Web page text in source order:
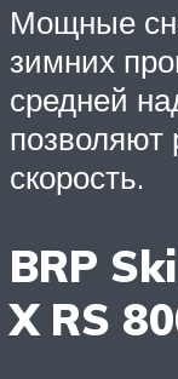
Мощные
зимних
средней
позволяют
скорость.
BRP
X RS